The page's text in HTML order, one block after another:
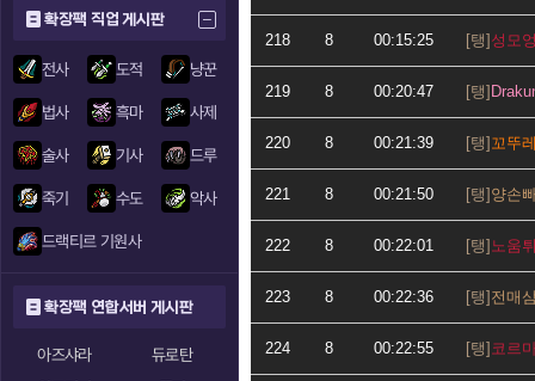
확장팩 직업 게시판
전사 도적 냥꾼
법사 흑마 사제
술사 기사 드루
죽기 수도 악사
드랙티르 기원사
확장팩 연합서버 게시판
아즈샤라
듀로탄
218 8 00:15:25 성모
219 8 00:20:47
220 8 00:21:39 꼬뚜
221 8 00:21:50 양손
222 8 00:22:01 노움
223 8 00:22:36 전매
224 8 00:22:55 코르